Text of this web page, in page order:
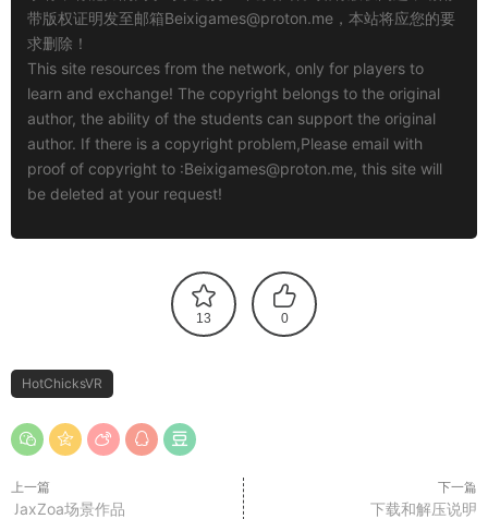
带版权证明发至邮箱Beixigames@proton.me ，本站将应您的要
求删除！
This site resources from the network, only for players to
learn and exchange! The copyright belongs to the original
author, the ability of the students can support the original
author. If there is a copyright problem,Please email with
proof of copyright to :Beixigames@proton.me, this site will
be deleted at your request!
13 0
HotChicksVR
上一篇
JaxZoa场景作品
下一篇
下载和解压说明